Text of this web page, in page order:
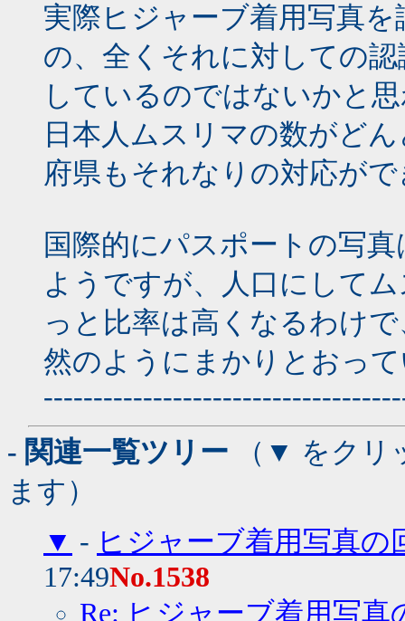
実際ヒジャーブ着用写真
の、全くそれに対しての
しているのではないかと
日本人ムスリマの数がど
府県もそれなりの対応が
国際的にパスポートの写
ようですが、人口にして
っと比率は高くなるわけ
然のようにまかりとおっ
- 関連一覧ツリー （▼ をクリ
ます）
▼ - ヒジャーブ着用写真の
17:49No.1538
Re: ヒジャーブ着用写真